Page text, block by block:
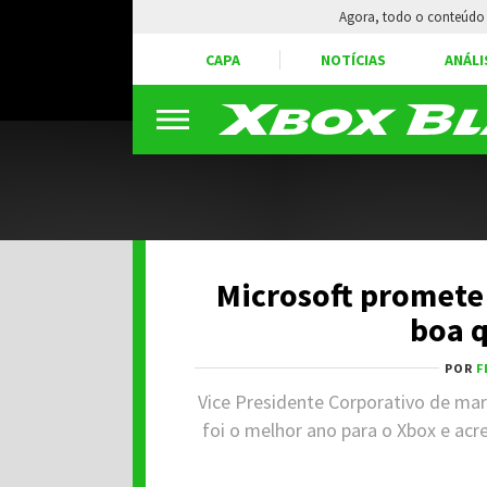
Agora, todo o
CAPA NOTÍCIAS
Microsoft
boa
POR
Vice Presidente Corporativo de
foi o melhor ano para o Xbox e